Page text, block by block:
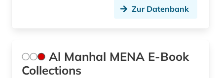
evangelisches gesangbuch (1)
Zur Datenbank
Al Manhal MENA E-Book
Collections